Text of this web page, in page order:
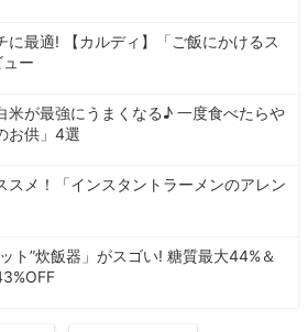
に最適! 【カルディ】「ご飯にかけるス
ー
米が最強にうまくなる♪ 一度食べたらや
お供」4選
スメ！「インスタントラーメンのアレン
ト”炊飯器」がスゴい! 糖質最大44%＆